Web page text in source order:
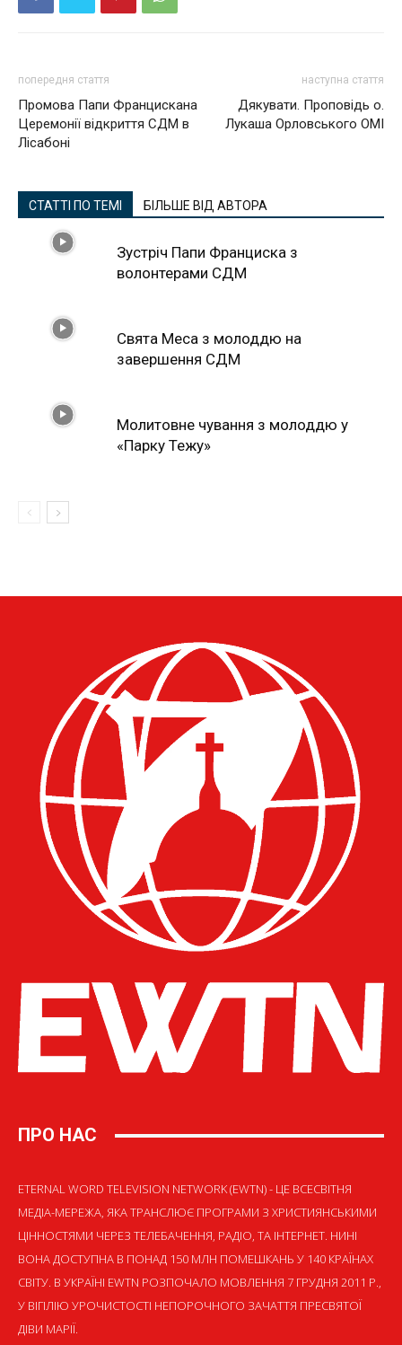
попередня стаття
Промова Папи Францискана
Церемонії відкриття СДМ в
Лісабоні
наступна стаття
Дякувати. Проповідь о.
Лукаша Орловського ОМІ
СТАТТІ ПО ТЕМІ БІЛЬШЕ ВІД АВТОРА
Зустріч Папи Франциска з
волонтерами СДМ
Свята Меса з молоддю на
завершення СДМ
Молитовне чування з молоддю у
«Парку Тежу»
ПРО НАС
ETERNAL WORD TELEVISION NETWORK (EWTN) - ЦЕ ВСЕСВІТНЯ
МЕДІА-МЕРЕЖА, ЯКА ТРАНСЛЮЄ ПРОГРАМИ З ХРИСТИЯНСЬКИМИ
ЦІННОСТЯМИ ЧЕРЕЗ ТЕЛЕБАЧЕННЯ, РАДІО, ТА ІНТЕРНЕТ. НИНІ
ВОНА ДОСТУПНА В ПОНАД 150 МЛН ПОМЕШКАНЬ У 140 КРАЇНАХ
СВІТУ. В УКРАЇНІ EWTN РОЗПОЧАЛО МОВЛЕННЯ 7 ГРУДНЯ 2011 Р.,
У ВІГІЛІЮ УРОЧИСТОСТІ НЕПОРОЧНОГО ЗАЧАТТЯ ПРЕСВЯТОЇ
ДІВИ МАРІЇ.